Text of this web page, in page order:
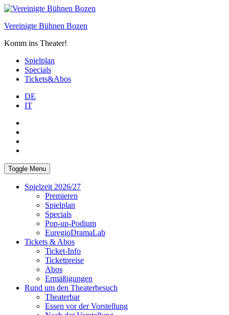
Skip
content
Vereinigte Bühnen Bozen
Komm ins Theater!
Spielplan
Specials
Tickets&Abos
DE
IT
Toggle Menu
Spielzeit 2026/27
Premieren
Spielplan
Specials
Pop-up-Podium
EuregioDramaLab
Tickets & Abos
Ticket-Info
Ticketpreise
Abos
Ermäßigungen
Rund um den Theaterbesuch
Theaterbar
Essen vor der Vorstellung